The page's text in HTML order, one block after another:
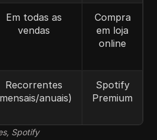
Em todas as
vendas
Compra
em loja
online
Recorrentes
anuais)
Spotify
Premium
Spotify